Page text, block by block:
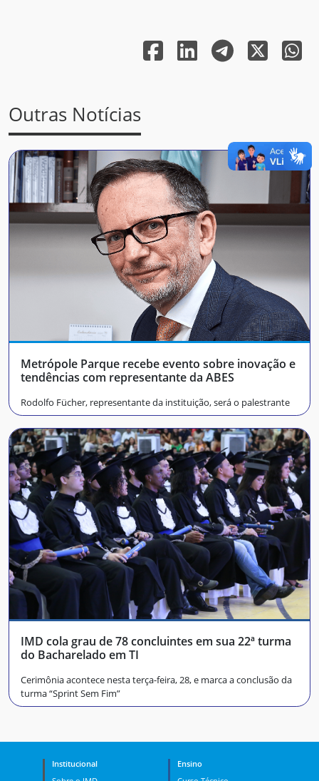
Outras Notícias
Metrópole Parque recebe evento sobre inovação e
tendências com representante da ABES
Rodolfo Fücher, representante da instituição, será o palestrante
IMD cola grau de 78 concluintes em sua 22ª turma
do Bacharelado em TI
Cerimônia acontece nesta terça-feira, 28, e marca a conclusão da
turma “Sprint Sem Fim”
Institucional
Ensino